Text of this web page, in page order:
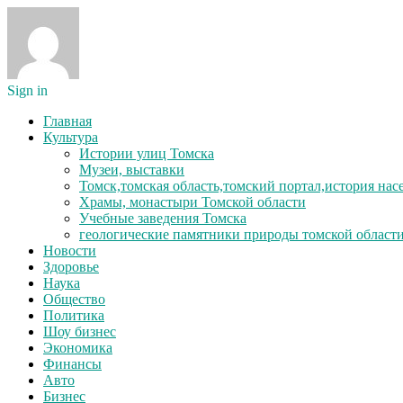
Sign in
Главная
Культура
Истории улиц Томска
Музеи, выставки
Томск,томская область,томский портал,история
Храмы, монастыри Томской области
Учебные заведения Томска
геологические памятники природы томской
Новости
Здоровье
Наука
Общество
Политика
Шоу бизнес
Экономика
Финансы
Авто
Бизнес